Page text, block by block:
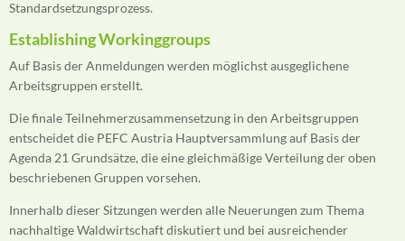
Standardsetzungsprozess.
Establishing Workinggroups
Auf Basis der Anmeldungen werden möglichst ausgeglichene
Arbeitsgruppen erstellt.
Die finale Teilnehmerzusammensetzung in den Arbeitsgruppen
entscheidet die PEFC Austria Hauptversammlung auf Basis der
Agenda 21 Grundsätze, die eine gleichmäßige Verteilung der oben
beschriebenen Gruppen vorsehen.
Innerhalb dieser Sitzungen werden alle Neuerungen zum Thema
nachhaltige Waldwirtschaft diskutiert und bei ausreichender